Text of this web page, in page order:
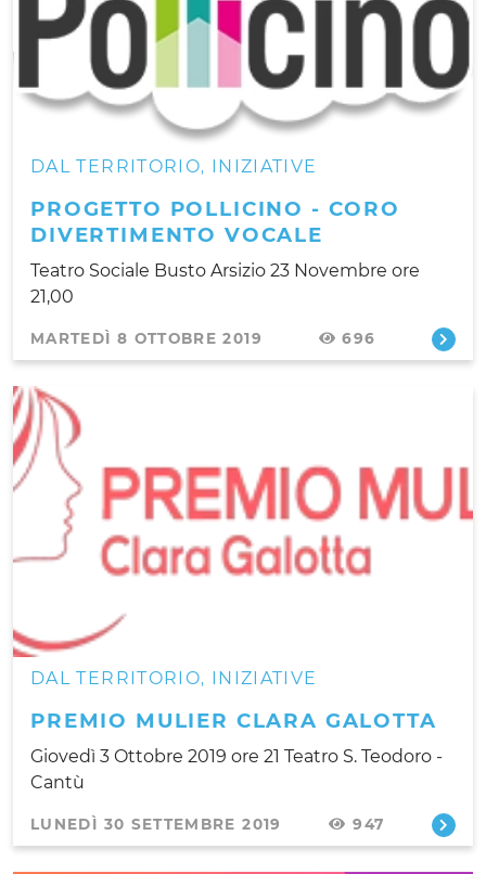
DAL TERRITORIO, INIZIATIVE
PROGETTO POLLICINO - CORO
DIVERTIMENTO VOCALE
Teatro Sociale Busto Arsizio 23 Novembre ore
21,00
MARTEDÌ 8 OTTOBRE 2019 696
DAL TERRITORIO, INIZIATIVE
PREMIO MULIER CLARA GALOTTA
Giovedì 3 Ottobre 2019 ore 21 Teatro S. Teodoro -
Cantù
LUNEDÌ 30 SETTEMBRE 2019 947